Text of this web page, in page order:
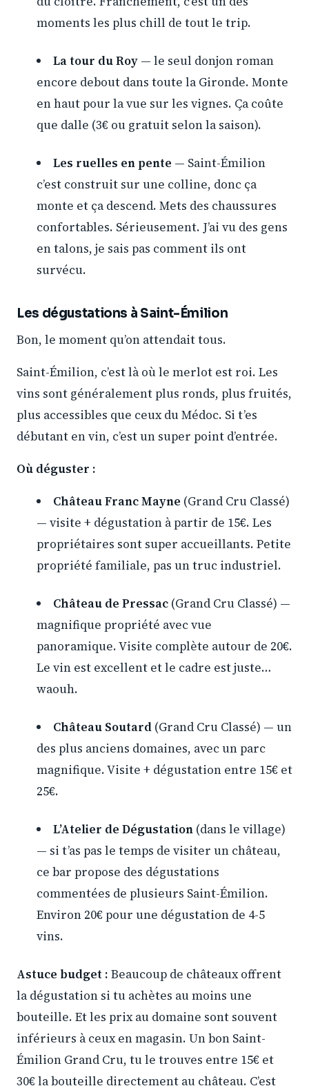
moments les plus chill de tout le trip.
La tour du Roy — le seul donjon roman
encore debout dans toute la Gironde. Monte
en haut pour la vue sur les vignes. Ça coûte
que dalle (3€ ou gratuit selon la saison).
Les ruelles en pente — Saint-Émilion
c’est construit sur une colline, donc ça
monte et ça descend. Mets des chaussures
confortables. Sérieusement. J’ai vu des gens
en talons, je sais pas comment ils ont
survécu.
Les dégustations à Saint-Émilion
Bon, le moment qu’on attendait tous.
Saint-Émilion, c’est là où le merlot est roi. Les
vins sont généralement plus ronds, plus fruités,
plus accessibles que ceux du Médoc. Si t’es
débutant en vin, c’est un super point d’entrée.
Où déguster :
Château Franc Mayne (Grand Cru Classé)
— visite + dégustation à partir de 15€. Les
propriétaires sont super accueillants. Petite
propriété familiale, pas un truc industriel.
Château de Pressac (Grand Cru Classé) —
magnifique propriété avec vue
panoramique. Visite complète autour de 20€.
Le vin est excellent et le cadre est juste…
waouh.
Château Soutard (Grand Cru Classé) — un
des plus anciens domaines, avec un parc
magnifique. Visite + dégustation entre 15€ et
25€.
L’Atelier de Dégustation (dans le village)
— si t’as pas le temps de visiter un château,
ce bar propose des dégustations
commentées de plusieurs Saint-Émilion.
Environ 20€ pour une dégustation de 4-5
vins.
Astuce budget : Beaucoup de châteaux offrent
la dégustation si tu achètes au moins une
bouteille. Et les prix au domaine sont souvent
inférieurs à ceux en magasin. Un bon Saint-
Émilion Grand Cru, tu le trouves entre 15€ et
30€ la bouteille directement au château. C’est